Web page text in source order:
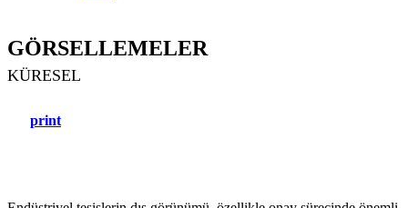
GÖRSELLEMELER
KÜRESEL
print